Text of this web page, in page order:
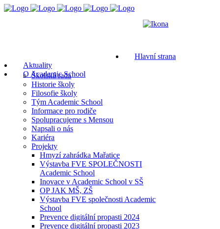
Hlavní strana
Aktuality
O Academic School
Školská rada
Historie školy
Filosofie školy
Tým Academic School
Informace pro rodiče
Spolupracujeme s Mensou
Napsali o nás
Kariéra
Projekty
Hmyzí zahrádka Mařatice
Výstavba FVE SPOLEČNOSTI
Academic School
Inovace v Academic School v SŠ
OP JAK MŠ, ZŠ
Výstavba FVE společnosti Academic
School
Prevence digitální propasti 2024
Prevence digitální propasti 2023